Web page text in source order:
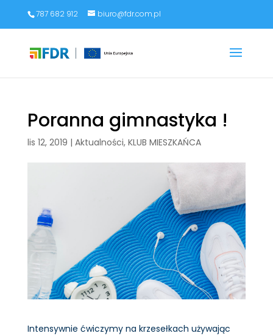
787 682 912 biuro@fdr.com.pl
Poranna gimnastyka !
lis 12, 2019 | Aktualności, KLUB MIESZKAŃCA
Intensywnie ćwiczymy na krzesełkach używając